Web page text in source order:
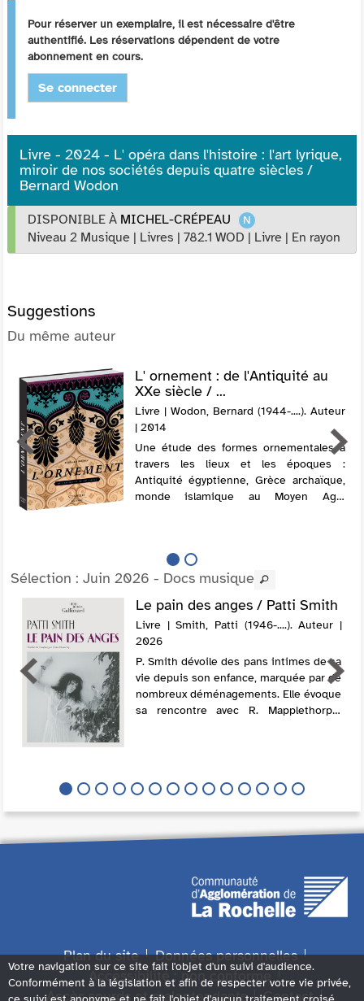
Pour réserver un exemplaire, il est nécessaire d'être
authentifié. Les réservations dépendent de votre
abonnement en cours.
Se connecter
Livre - 2024 - L' opéra dans l'histoire : l'art lyrique,
miroir de nos sociétés depuis quatre siècles /
Bernard Wodon
DISPONIBLE À MICHEL-CRÉPEAU
Niveau 2 Musique | Livres | 782.1 WOD | Livre | En rayon
Suggestions
Du même auteur
L' ornement : de l'Antiquité au
XXe siècle / ...
Livre | Wodon, Bernard (1944-....). Auteur
| 2014
Une étude des formes ornementales à
travers les lieux et les époques :
Antiquité égyptienne, Grèce archaïque,
monde islamique au Moyen Age,
Sélection : Juin 2026 - Docs musique
Le pain des anges / Patti Smith
Livre | Smith, Patti (1946-....). Auteur |
2026
P. Smith dévoile des pans intimes de sa
vie depuis son enfance, marquée par de
nombreux déménagements. Elle évoque
sa rencontre avec R. Mapplethorpe,
Plan du site
Données personnelles
Accessibilité : non conforme
Accès sourds et malentendants
Contact
Votre navigation sur ce site fait l'objet d'un suivi d'audience.
Conformément à la législation et afin de respecter votre vie privée,